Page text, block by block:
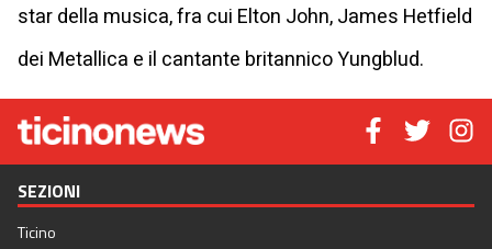
star della musica, fra cui Elton John, James Hetfield
dei Metallica e il cantante britannico Yungblud.
SEZIONI
Ticino